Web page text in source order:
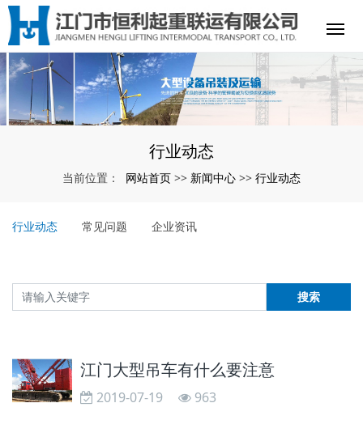
行业动态
当前位置： 网站首页 >> 新闻中心 >> 行业动态
行业动态 常见问题 企业资讯
搜索
江门大型吊车有什么要注意
2019-07-19 963